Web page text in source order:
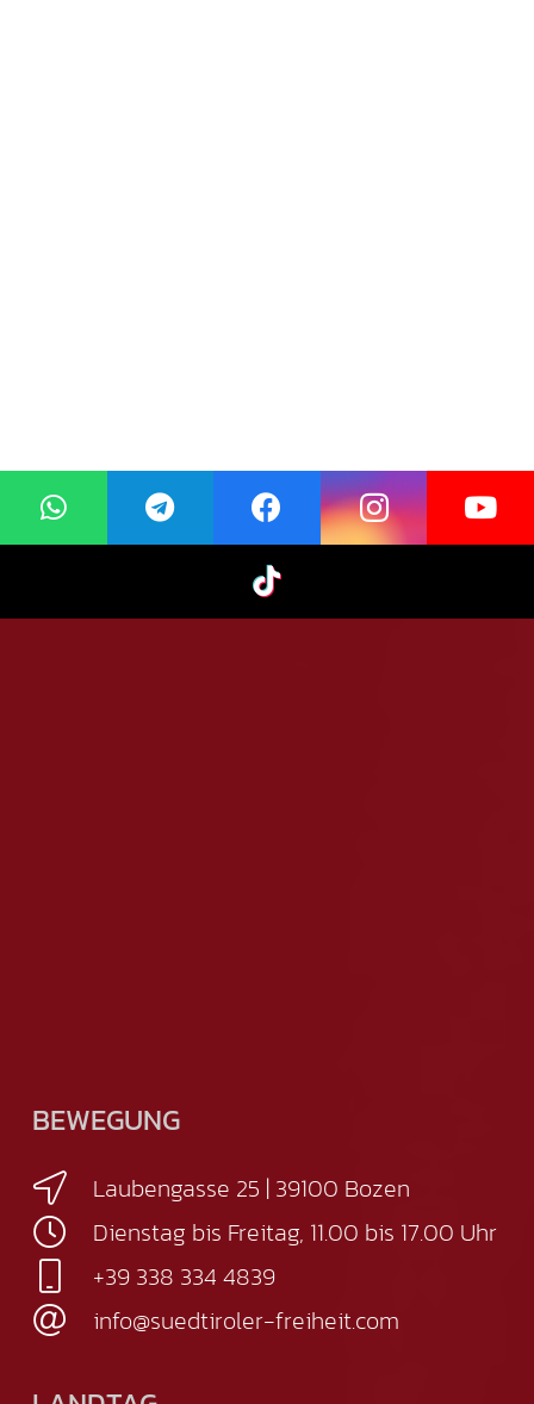
BEWEGUNG
Laubengasse 25 | 39100 Bozen
Dienstag bis Freitag, 11.00 bis 17.00 Uhr
+39 338 334 4839
info@suedtiroler-freiheit.com